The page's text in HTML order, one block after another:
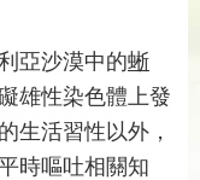
亞沙漠中的蜥
雄性染色體上發
生活習性以外，
時嘔吐相關知